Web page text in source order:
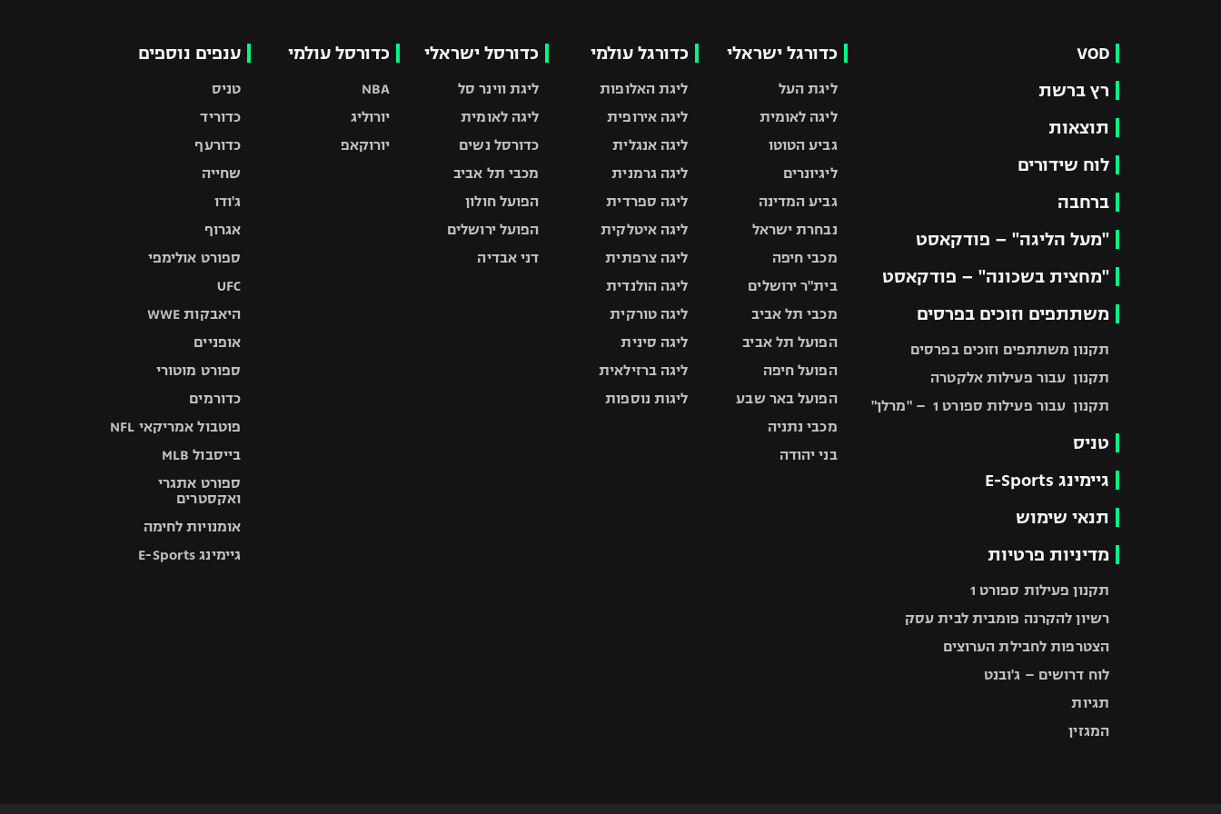
VOD
רץ ברשת
תוצאות
לוח שידורים
ברחבה
"מעל הליגה" – פודקאסט
"מחצית בשכונה" – פודקאסט
משתתפים וזוכים בפרסים
תקנון משתתפים וזוכים בפרסים
תקנון עבור פעילות אלקטרה
תקנון עבור פעילות ספורט 1 – "מרלן"
טניס
גיימינג E-Sports
תנאי שימוש
מדיניות פרטיות
תקנון פעילות ספורט 1
רשיון להקרנה פומבית לבית עסק
הצטרפות לחבילת הערוצים
לוח דרושים – ג'ובנט
תגיות
המגזין
כדורגל ישראלי
ליגת העל
ליגה לאומית
גביע הטוטו
ליגיונרים
גביע המדינה
נבחרת ישראל
מכבי חיפה
בית"ר ירושלים
מכבי תל אביב
הפועל תל אביב
הפועל חיפה
הפועל באר שבע
מכבי נתניה
בני יהודה
כדורגל עולמי
ליגת האלופות
ליגה אירופית
ליגה אנגלית
ליגה גרמנית
ליגה ספרדית
ליגה איטלקית
ליגה צרפתית
ליגה הולנדית
ליגה טורקית
ליגה סינית
ליגה ברזילאית
ליגות נוספות
כדורסל ישראלי
ליגת ווינר סל
ליגה לאומית
כדורסל נשים
מכבי תל אביב
הפועל חולון
הפועל ירושלים
דני אבדיה
כדורסל עולמי
NBA
יורוליג
יורוקאפ
ענפים נוספים
טניס
כדוריד
כדורעף
שחייה
ג'ודו
אגרוף
ספורט אולימפי
UFC
היאבקות WWE
אופניים
ספורט מוטורי
כדורמים
פוטבול אמריקאי NFL
בייסבול MLB
ספורט אתגרי
ואקסטרים
אומנויות לחימה
גיימינג E-Sports